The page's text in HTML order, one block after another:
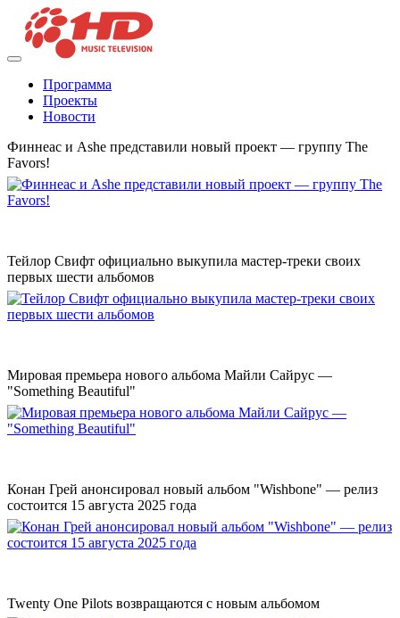
Программа
Проекты
Новости
Финнеас и Ashe представили новый проект — группу The
Favors!
Тейлор Свифт официально выкупила мастер-треки своих
первых шести альбомов
Мировая премьера нового альбома Майли Сайрус —
"Something Beautiful"
Конан Грей анонсировал новый альбом "Wishbone" — релиз
состоится 15 августа 2025 года
Twenty One Pilots возвращаются с новым альбомом